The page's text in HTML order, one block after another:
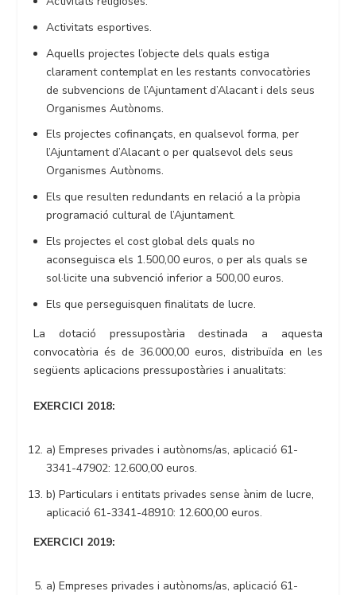
Activitats esportives.
Aquells projectes l’objecte dels quals estiga
clarament contemplat en les restants convocatòries
de subvencions de l’Ajuntament d’Alacant i dels seus
Organismes Autònoms.
Els projectes cofinançats, en qualsevol forma, per
l’Ajuntament d’Alacant o per qualsevol dels seus
Organismes Autònoms.
Els que resulten redundants en relació a la pròpia
programació cultural de l’Ajuntament.
Els projectes el cost global dels quals no
aconseguisca els 1.500,00 euros, o per als quals se
sol·licite una subvenció inferior a 500,00 euros.
Els que perseguisquen finalitats de lucre.
La dotació pressupostària destinada a aquesta
convocatòria és de 36.000,00 euros, distribuïda en les
següents aplicacions pressupostàries i anualitats:
EXERCICI 2018:
a) Empreses privades i autònoms/as, aplicació 61-
3341-47902: 12.600,00 euros.
b) Particulars i entitats privades sense ànim de lucre,
aplicació 61-3341-48910: 12.600,00 euros.
EXERCICI 2019:
a) Empreses privades i autònoms/as, aplicació 61-